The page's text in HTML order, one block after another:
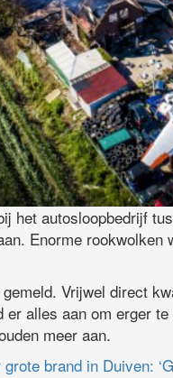
het autosloopbedrijf
Enorme
Vrijwel direct
er alles aan om erger
meer aan.
brand in Duiven: